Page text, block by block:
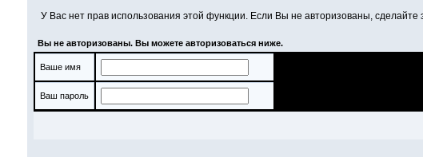
У Вас нет прав использования этой функции. Если Вы не авторизованы,
Вы не авторизованы. Вы можете авторизоваться ниже.
Ваше имя
Ваш пароль